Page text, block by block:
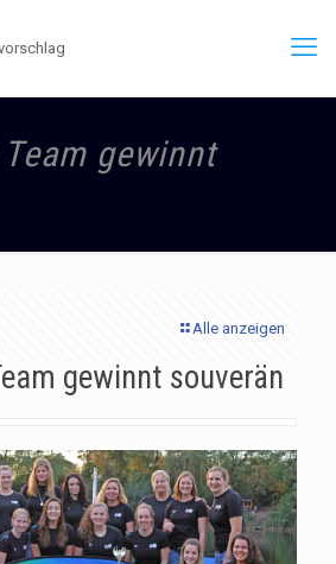
gewinnt
Alle anzeigen
gewinnt souverän